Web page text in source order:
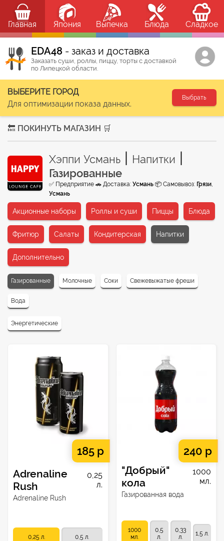
Главная Япония Выпечка Блюда Сладкое
ЕDA48 - заказ и доставка
Заказать суши, роллы, пиццу, торты с доставкой
по Липецкой области.
ВЫБЕРИТЕ ГОРОД
Для оптимизации показа данных.
Выбрать
🔙 ПОКИНУТЬ МАГАЗИН 🛒
Хэппи Усмань Напитки
Газированные
✅ Предприятие 🚗 Доставка: Усмань 📦 Самовывоз: Грязи,
Усмань
Акционные наборы Роллы и суши Пиццы Блюда
Фритюр Салаты Кондитерская Напитки
Дополнительно
Газированные Молочные Соки Свежевыжатые фреши
Вода
Энергетические
185 р
Adrenaline
Rush
0,25
л.
Adrenaline Rush
0,25 л. 0,5 л.
240 р
"Добрый"
кола
1000
мл.
Газированная вода
1000
мл.
0,5
л.
0,33
л.
1,5 л.